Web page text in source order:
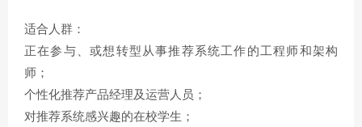
适合人群：
正在参与、或想转型从事推荐系统工作的工程师和架构
师；
个性化推荐产品经理及运营人员；
对推荐系统感兴趣的在校学生；